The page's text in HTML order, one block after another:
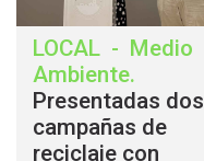
LOCAL - Medio
Ambiente.
Presentadas dos
campañas de
reciclaje con